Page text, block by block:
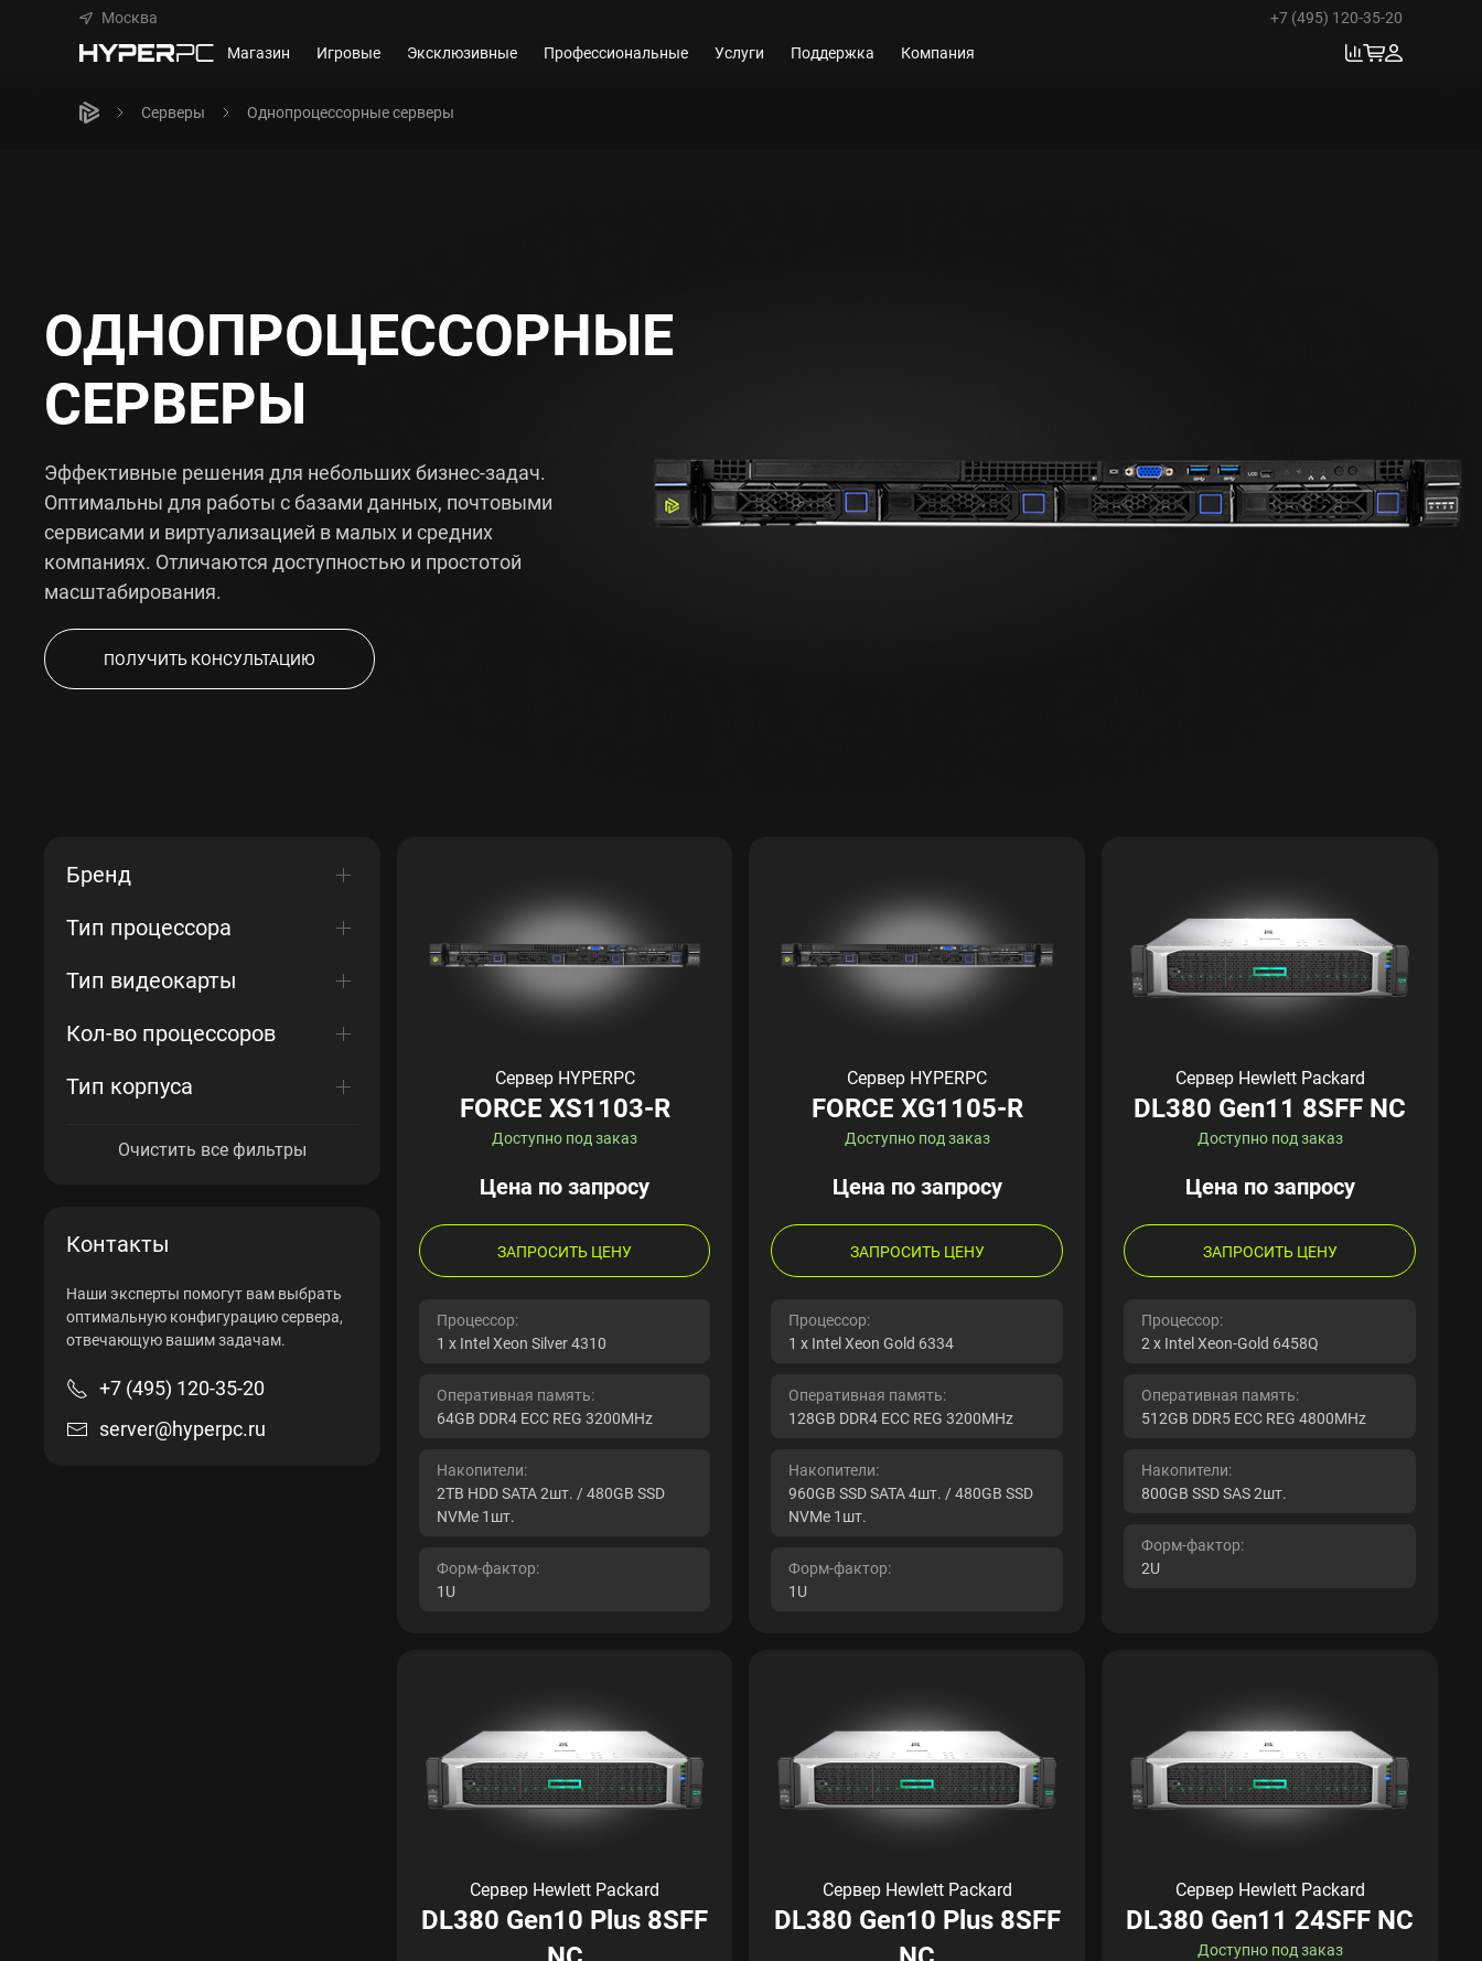
Москва
+7 (495) 120-35-20
Магазин
Игровые Эксклюзивные Профессиональные Услуги Поддержка Компания
Серверы Однопроцессорные серверы
ОДНОПРОЦЕССОРНЫЕ
СЕРВЕРЫ
Эффективные решения для небольших бизнес-задач.
Оптимальны для работы с базами данных, почтовыми
сервисами и виртуализацией в малых и средних
компаниях. Отличаются доступностью и простотой
масштабирования.
ПОЛУЧИТЬ КОНСУЛЬТАЦИЮ
Бренд
Тип процессора
Тип видеокарты
Кол-во процессоров
Тип корпуса
Очистить все фильтры
Контакты
Наши эксперты помогут вам выбрать
оптимальную конфигурацию сервера,
отвечающую вашим задачам.
+7 (495) 120-35-20
server@hyperpc.ru
Сервер HYPERPC
FORCE XS1103-R
Доступно под заказ
Цена по запросу
ЗАПРОСИТЬ ЦЕНУ
Процессор:
1 x Intel Xeon Silver 4310
Оперативная память:
64GB DDR4 ECC REG 3200MHz
Накопители:
2TB HDD SATA 2шт. / 480GB SSD
NVMe 1шт.
Форм-фактор:
1U
Сервер HYPERPC
FORCE XG1105-R
Доступно под заказ
Цена по запросу
ЗАПРОСИТЬ ЦЕНУ
Процессор:
1 x Intel Xeon Gold 6334
Оперативная память:
128GB DDR4 ECC REG 3200MHz
Накопители:
960GB SSD SATA 4шт. / 480GB SSD
NVMe 1шт.
Форм-фактор:
1U
Сервер Hewlett Packard
DL380 Gen11 8SFF NC
Доступно под заказ
Цена по запросу
ЗАПРОСИТЬ ЦЕНУ
Процессор:
2 x Intel Xeon-Gold 6458Q
Оперативная память:
512GB DDR5 ECC REG 4800MHz
Накопители:
800GB SSD SAS 2шт.
Форм-фактор:
2U
Сервер Hewlett Packard
DL380 Gen10 Plus 8SFF
Сервер Hewlett Packard
DL380 Gen10 Plus 8SFF
Сервер Hewlett Packard
DL380 Gen11 24SFF NC
Доступно под заказ